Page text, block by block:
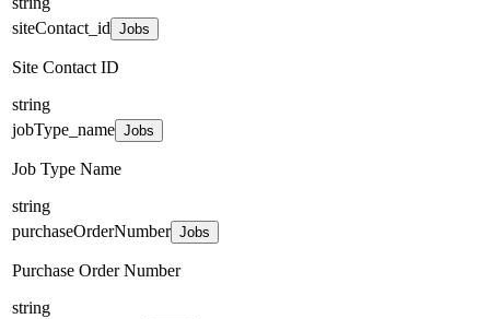
siteContact_id Jobs
Site Contact ID
string
jobType_name Jobs
Job Type Name
string
purchaseOrderNumber Jobs
Purchase Order Number
string